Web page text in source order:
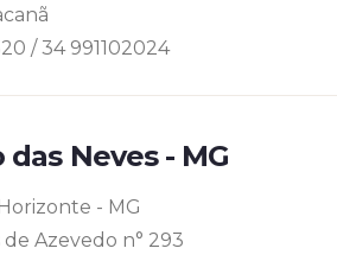
/ 34 991102024
das Neves - MG
- MG
Azevedo n° 293